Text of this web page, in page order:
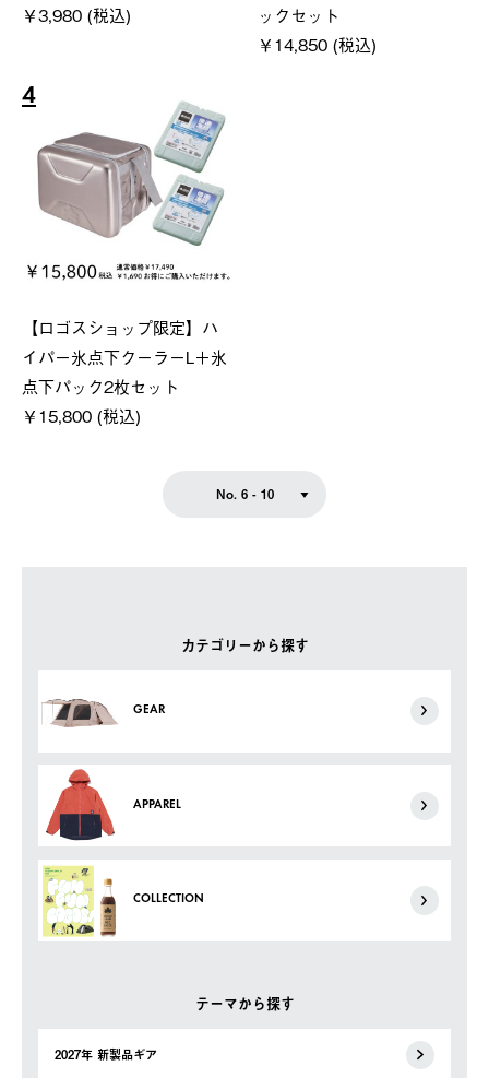
カテゴリーから探す
GEAR
APPAREL
COLLECTION
テーマから探す
2027年 新製品ギア
￥3,980 (税込)
ックセット
￥14,850 (税込)
4
【ロゴスショップ限定】ハ
イパー氷点下クーラーL＋氷
点下パック2枚セット
￥15,800 (税込)
No. 6 - 10